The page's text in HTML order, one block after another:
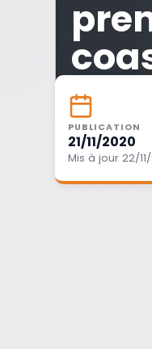
PUBLICATION
21/11/2020
Mis à jour 22/